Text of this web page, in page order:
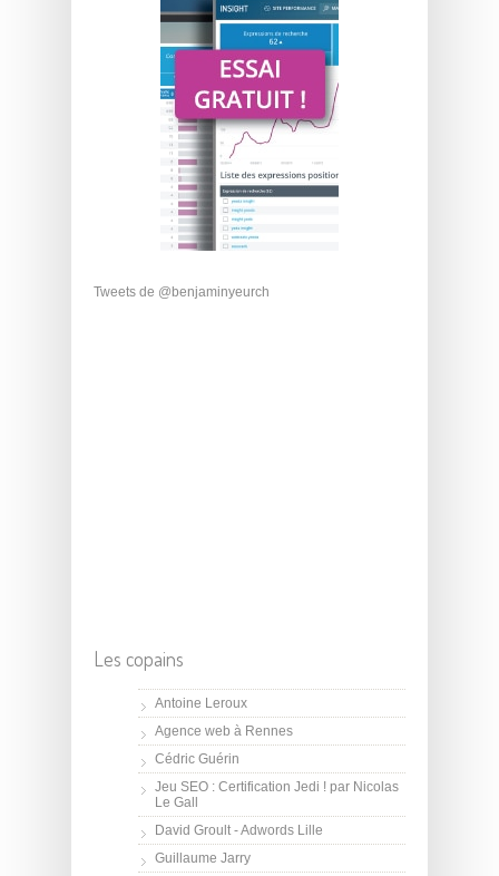
Tweets de @benjaminyeurch
Les copains
Antoine Leroux
Agence web à Rennes
Cédric Guérin
Jeu SEO : Certification Jedi ! par Nicolas
Le Gall
David Groult - Adwords Lille
Guillaume Jarry